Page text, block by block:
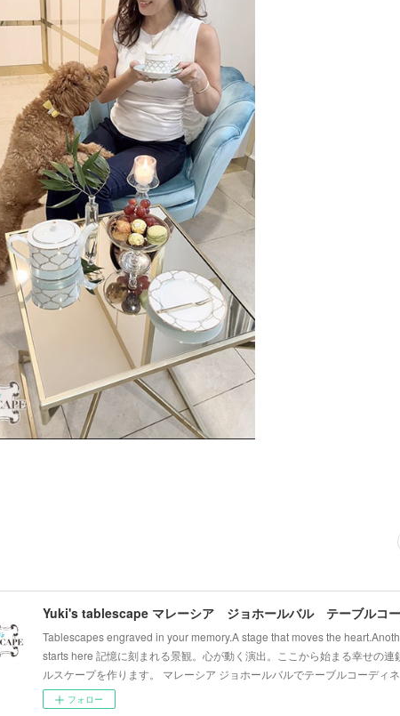
Tablescapes engraved in your memory.A stage that moves the
starts here 記憶に刻まれる景観。心が動く演出。ここから始まる幸せの
ルスケープを作ります。 マレーシア ジョホールバルでテーブルコーディ
フォロー